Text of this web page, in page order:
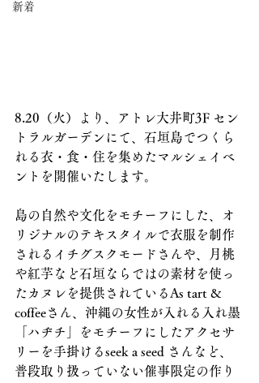
新着
8.20（火）より、アトレ大井町3F セン
トラルガーデンにて、石垣島でつくら
れる衣・食・住を集めたマルシェイベ
ントを開催いたします。
島の自然や文化をモチーフにした、オ
リジナルのテキスタイルで衣服を制作
されるイチグスクモードさんや、月桃
や紅芋など石垣ならではの素材を使っ
たカヌレを提供されているAs tart &
coffeeさん、沖縄の女性が入れる入れ墨
「ハヂチ」をモチーフにしたアクセサ
リーを手掛けるseek a seed さんなど、
普段取り扱っていない催事限定の作り